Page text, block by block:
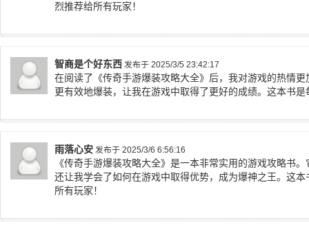
烈推荐给所有玩家！
智商是个好东西 发布于 2025/3/5 23:42:17
在阅读了《传奇手游爆装攻略大全》后，我对游戏的热情
更有效地爆装，让我在游戏中取得了更好的成绩。这本书
雨落心安 发布于 2025/3/6 6:56:16
《传奇手游爆装攻略大全》是一本非常实用的游戏攻略书
还让我学会了如何在游戏中取得优势，成为爆神之王。这
所有玩家！